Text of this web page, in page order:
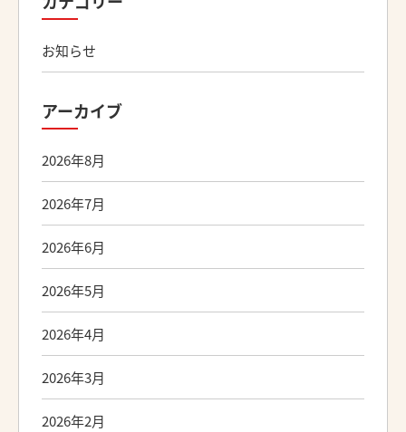
お知らせ
アーカイブ
2026年8月
2026年7月
2026年6月
2026年5月
2026年4月
2026年3月
2026年2月